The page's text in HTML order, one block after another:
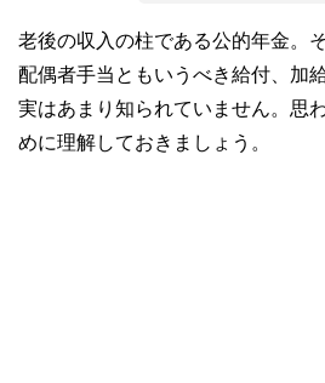
老後の収入の柱である公的年金。
配偶者手当ともいうべき給付、加
実はあまり知られていません。思
めに理解しておきましょう。